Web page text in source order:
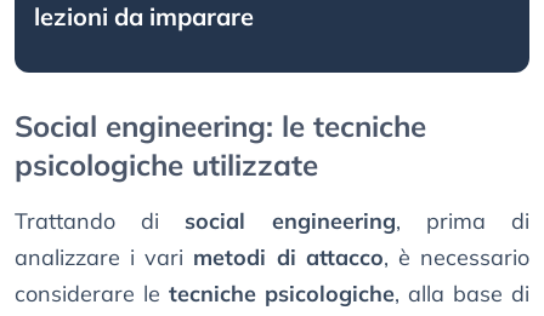
lezioni da imparare
Social engineering: le tecniche
psicologiche utilizzate
Trattando di social engineering, prima di
analizzare i vari metodi di attacco, è necessario
considerare le tecniche psicologiche, alla base di